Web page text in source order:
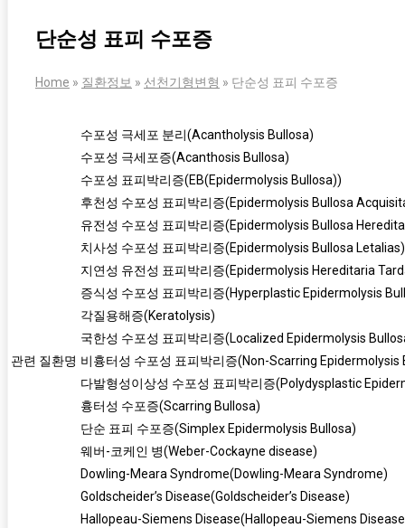
단순성 표피 수포증
Home » 질환정보 » 선천기형변형 » 단순성 표피 수포증
관련 질환명
수포성 극세포 분리(Acantholysis Bullosa)
수포성 극세포증(Acanthosis Bullosa)
수포성 표피박리증(EB(Epidermolysis Bullosa))
후천성 수포성 표피박리증(Epidermolysis Bullosa
유전성 수포성 표피박리증(Epidermolysis Bullosa
치사성 수포성 표피박리증(Epidermolysis Bullosa Letalias)
지연성 유전성 표피박리증(Epidermolysis Hereditaria
증식성 수포성 표피박리증(Hyperplastic Epidermolysis
각질용해증(Keratolysis)
국한성 수포성 표피박리증(Localized Epidermolysis
비흉터성 수포성 표피박리증(Non-Scarring Epidermolysis
다발형성이상성 수포성 표피박리증(Polydysplastic
흉터성 수포증(Scarring Bullosa)
단순 표피 수포증(Simplex Epidermolysis Bullosa)
웨버-코케인 병(Weber-Cockayne disease)
Dowling-Meara Syndrome(Dowling-Meara Syndrome)
Goldscheider’s Disease(Goldscheider’s Disease)
Hallopeau-Siemens Disease(Hallopeau-Siemens